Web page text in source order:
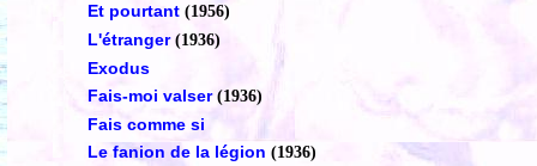
Et pourtant (1956)
L'étranger (1936)
Exodus
Fais-moi valser (1936)
Fais comme si
Le fanion de la légion (1936)